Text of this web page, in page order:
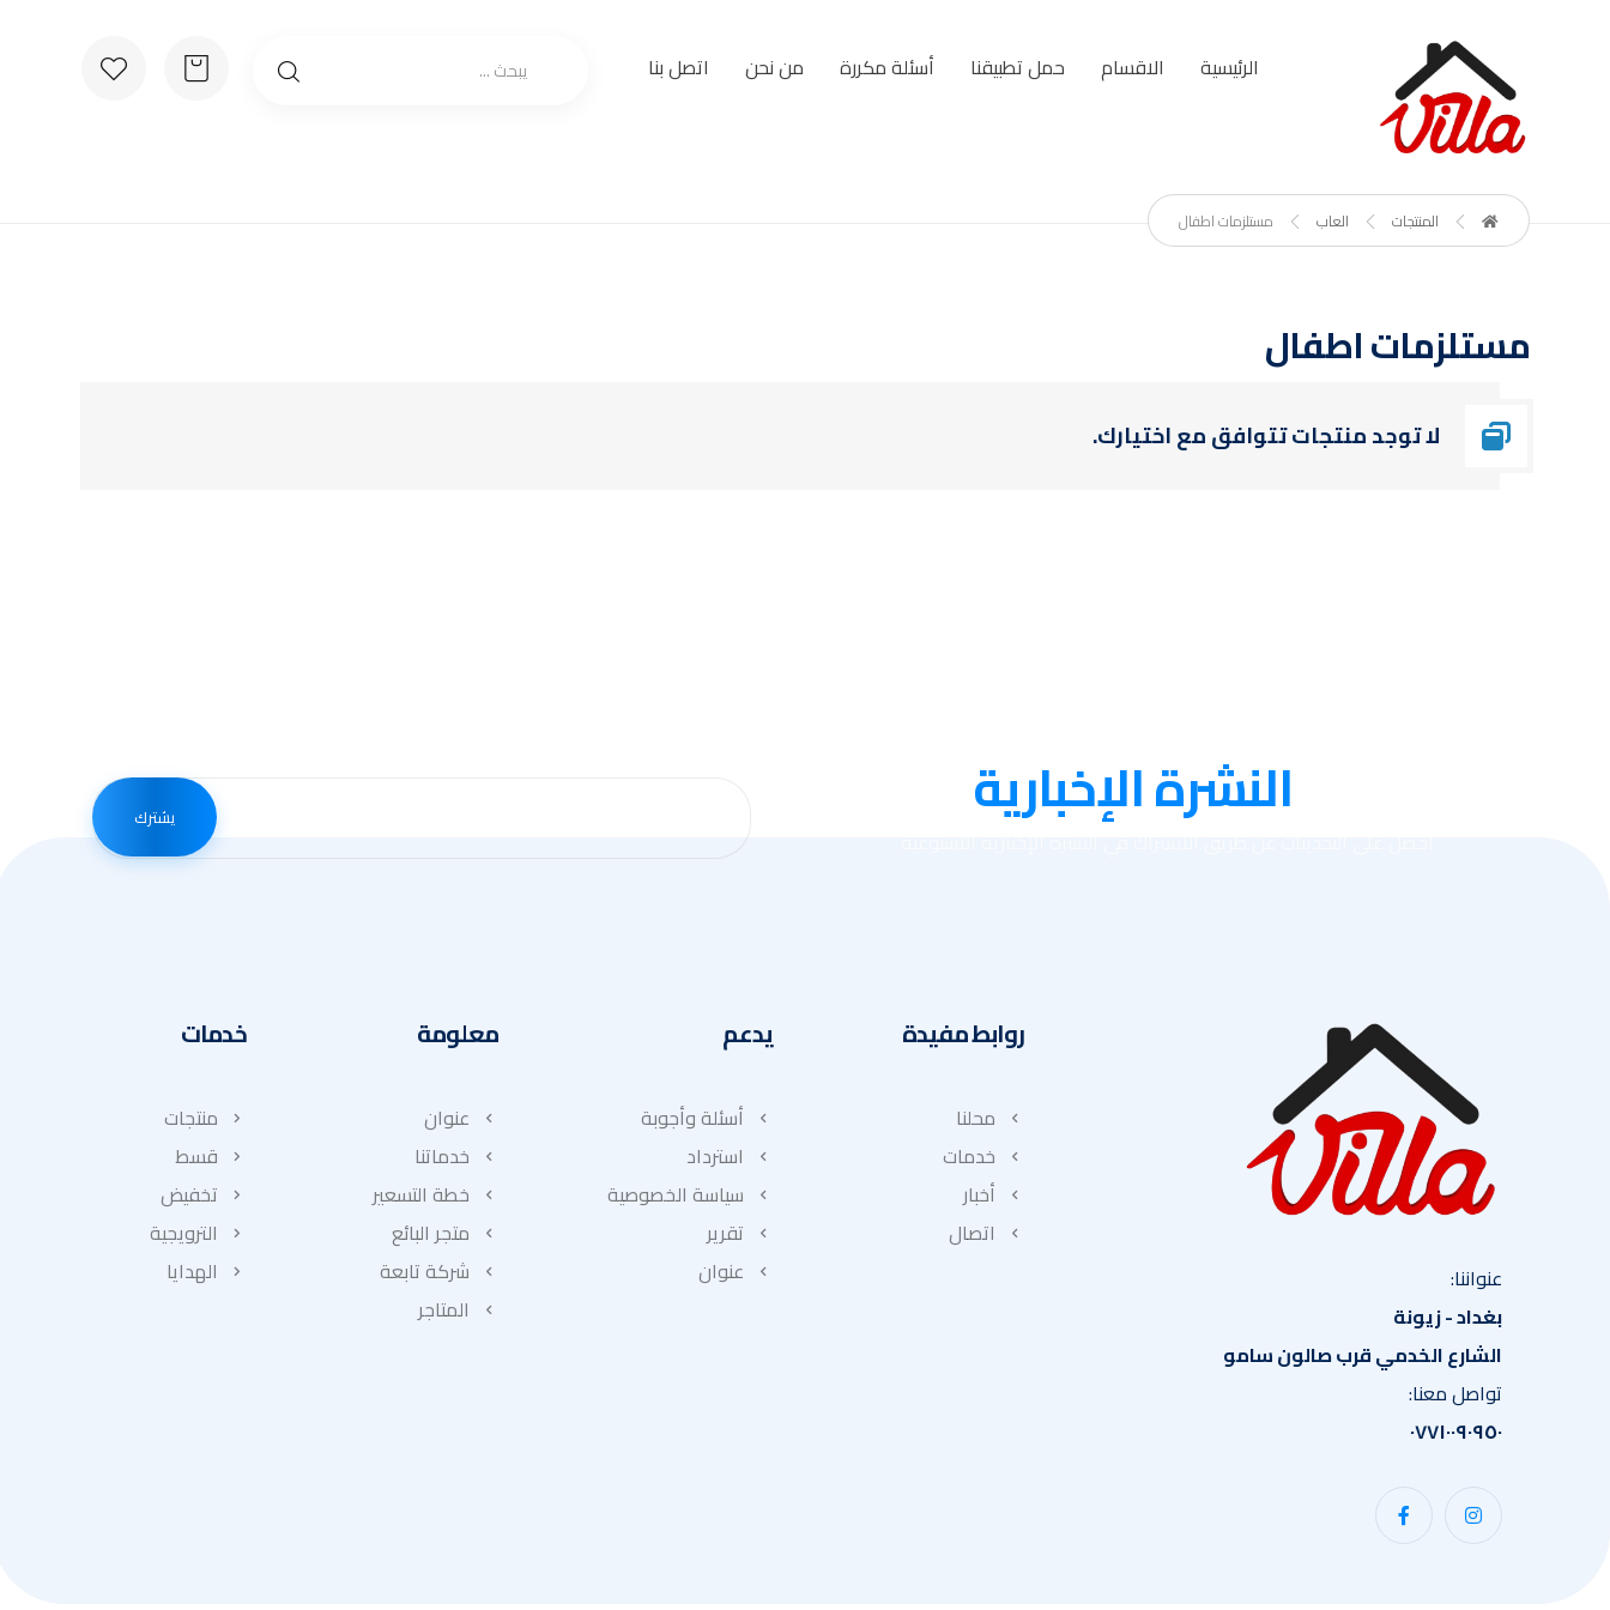
الرئيسية الاقسام حمل تطبيقنا أسئلة مكررة من نحن اتصل بنا
المنتجات العاب مستلزمات اطفال
مستلزمات اطفال
لا توجد منتجات تتوافق مع اختيارك.
النشرة الإخبارية يشترك
عنواننا:
بغداد - زيونة
الشارع الخدمي قرب صالون سامو
تواصل معنا:
٠٧٧١٠٠٩٠٩٥٠
روابط مفيدة
محلنا
خدمات
أخبار
اتصال
يدعم
أسئلة وأجوبة
استرداد
سياسة الخصوصية
تقرير
عنوان
معلومة
عنوان
خدماتنا
خطة التسعير
متجر البائع
شركة تابعة
المتاجر
خدمات
منتجات
قسط
تخفيض
الترويجية
الهدايا